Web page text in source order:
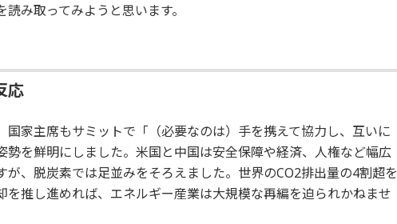
み取ってみようと思います。
応
国家主席もサミットで「（必要なのは）手を携えて協力し、互いに
勢を鮮明にしました。米国と中国は安全保障や経済、人権など幅広
が、脱炭素では足並みをそろえました。世界のCO2排出量の4割超を
を推し進めれば、エネルギー産業は大規模な再編を迫られかねませ